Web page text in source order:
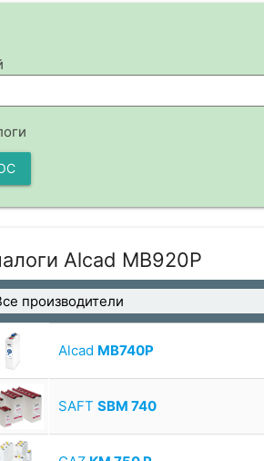
Alcad MB920P
Alcad MB740P
SAFTSBM 740